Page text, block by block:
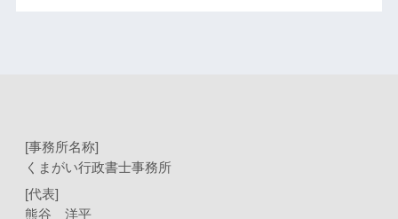
[事務所名称]
くまがい行政書士事務所
[代表]
熊谷 洋平